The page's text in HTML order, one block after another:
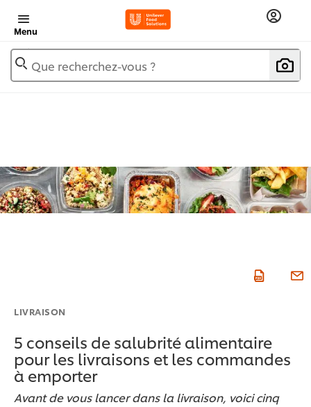
Menu
Que recherchez-vous ?
LIVRAISON
5 conseils de salubrité alimentaire
pour les livraisons et les commandes
à emporter
Avant de vous lancer dans la livraison, voici cinq